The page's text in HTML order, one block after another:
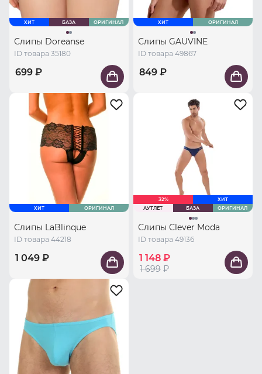
ХИТ БАЗА ОРИГИНАЛ
Слипы Doreanse
ID товара 35180
699 ₽
ХИТ ОРИГИНАЛ
Слипы GAUVINE
ID товара 49867
849 ₽
ХИТ ОРИГИНАЛ
Слипы LaBlinque
ID товара 44218
1 049 ₽
32%
ХИТ
АУТЛЕТ
БАЗА ОРИГИНАЛ
Слипы Clever Moda
ID товара 49136
1 148 ₽
1 699 ₽